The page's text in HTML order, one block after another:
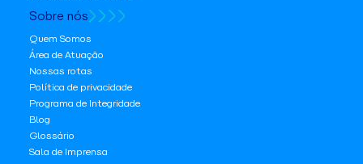
Sobre nós
Quem Somos
Área de Atuação
Nossas rotas
Política de privacidade
Programa de Integridade
Blog
Glossário
Sala de Imprensa